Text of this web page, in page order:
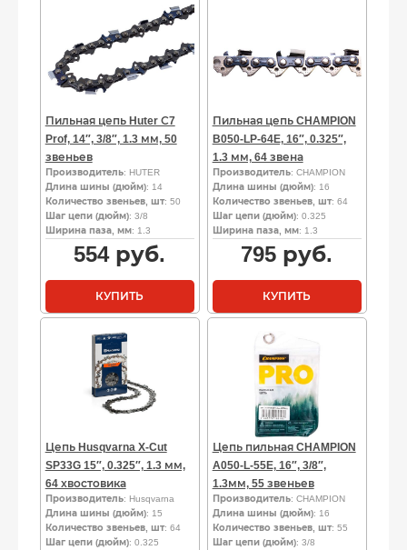
Пильная цепь Huter С7
Prof, 14″, 3/8″, 1.3 мм, 50
звеньев
Производитель: HUTER
Длина шины (дюйм): 14
Количество звеньев, шт: 50
Шаг цепи (дюйм): 3/8
Ширина паза, мм: 1.3
554руб.
КУПИТЬ
Пильная цепь CHAMPION
B050-LP-64E, 16″, 0.325″,
1.3 мм, 64 звена
Производитель: CHAMPION
Длина шины (дюйм): 16
Количество звеньев, шт: 64
Шаг цепи (дюйм): 0.325
Ширина паза, мм: 1.3
795 руб.
КУПИТЬ
Цепь Husqvarna X-Cut
SP33G 15″, 0.325″, 1.3 мм,
64 хвостовика
Производитель: Husqvarna
Длина шины (дюйм): 15
Количество звеньев, шт: 64
Шаг цепи (дюйм): 0.325
Цепь пильная CHAMPION
A050-L-55E, 16″, 3/8″,
1.3мм, 55 звеньев
Производитель: CHAMPION
Длина шины (дюйм): 16
Количество звеньев, шт: 55
Шаг цепи (дюйм): 3/8